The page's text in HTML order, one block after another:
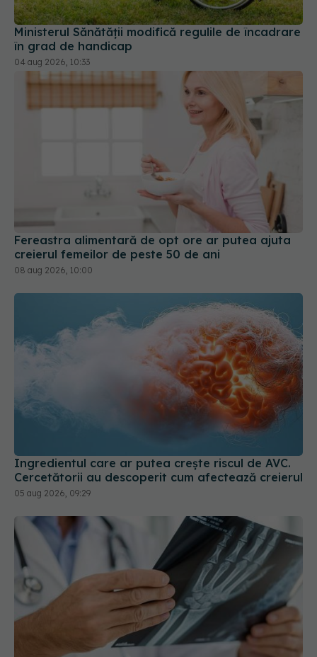
Ministerul Sănătății modifică regulile de încadrare
în grad de handicap
04 aug 2026, 10:33
Fereastra alimentară de opt ore ar putea ajuta
creierul femeilor de peste 50 de ani
08 aug 2026, 10:00
Ingredientul care ar putea crește riscul de AVC.
Cercetătorii au descoperit cum afectează creierul
05 aug 2026, 09:29